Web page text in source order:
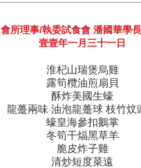
會所理事/執委試食會 潘國華學
壹壹年一月三十一日
淮杞山瑞煲烏雞
露筍欖油煎扇貝
酥炸美國生蠔
龍躉兩味 油泡龍躉球 枝竹炆
蠔皇海參扣鵝掌
冬筍干煏黑草羊
脆皮炸子雞
清炒短度菜遠